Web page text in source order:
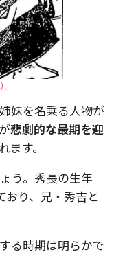
妹を名乗る人物が
悲劇的な最期を迎
す。
う。秀長の生年
おり、兄・秀吉と
る時期は明らかで